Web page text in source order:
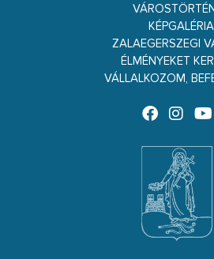
KÉPGALÉRIA
ZALAEGERSZEGI
ÉLMÉNYEKET
VÁLLALKOZOM,